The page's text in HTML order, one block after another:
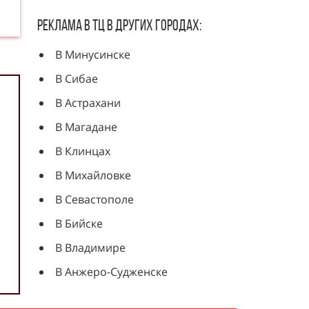
Реклама в ТЦ в других городах:
В Минусинске
В Сибае
В Астрахани
В Магадане
В Клинцах
В Михайловке
В Севастополе
В Бийске
В Владимире
В Анжеро-Судженске